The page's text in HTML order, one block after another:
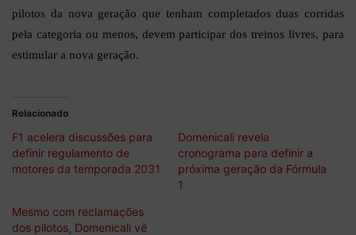
pilotos da nova geração que tenham completados duas corridas
pela categoria ou menos, devem participar dos treinos livres, para
estimular a nova geração.
Relacionado
F1 acelera discussões para
definir regulamento de
motores da temporada 2031
Domenicali revela
cronograma para definir a
próxima geração da Fórmula
1
Mesmo com reclamações
dos pilotos, Domenicali vê